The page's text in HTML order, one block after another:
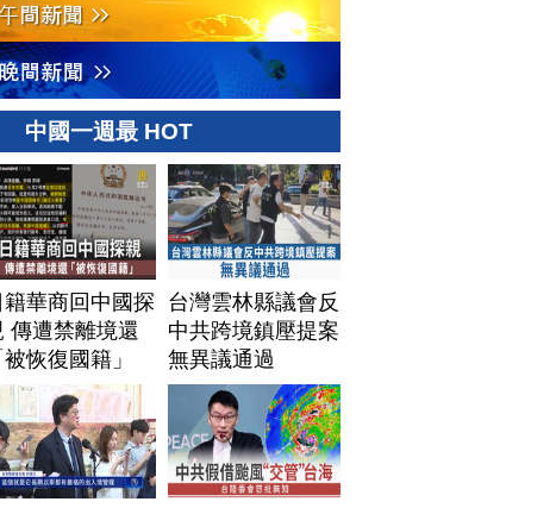
中國一週最 HOT
籍華商回中國探
傳遭禁離境還
被恢復國籍」
台灣雲林縣議會反
中共跨境鎮壓提案
無異議通過